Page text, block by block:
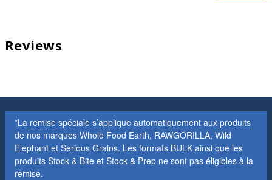
Reviews
*La remise spéciale s’applique automatiquement aux produits
de nos marques Whole Food Earth, RAWGORILLA, Wild
Elephant et Serious Grains. Les formats BULK ainsi que les
produits Stock & Bite et Stock & Prep ne sont pas éligibles à la
remise.